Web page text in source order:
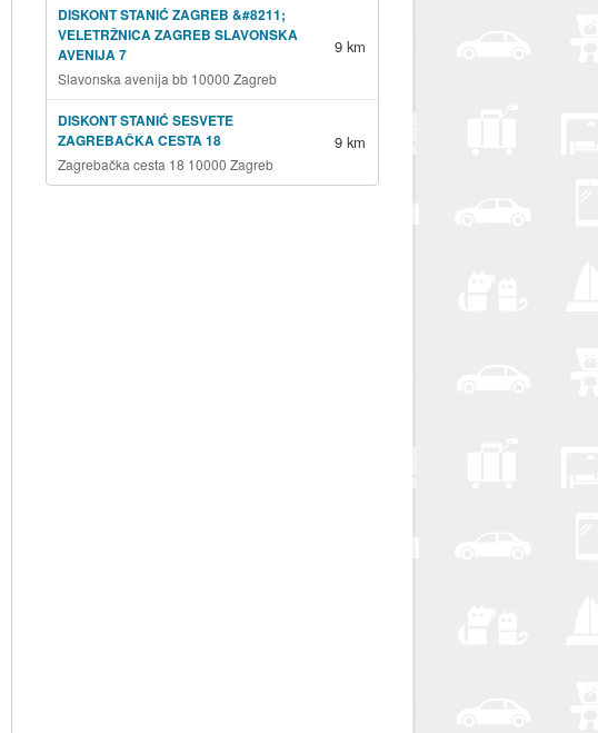
DISKONT STANIĆ ZAGREB &#8211;
VELETRŽNICA ZAGREB SLAVONSKA
AVENIJA 7
Slavonska avenija bb 10000 Zagreb
9 km
DISKONT STANIĆ SESVETE
ZAGREBAČKA CESTA 18
Zagrebačka cesta 18 10000 Zagreb
9 km